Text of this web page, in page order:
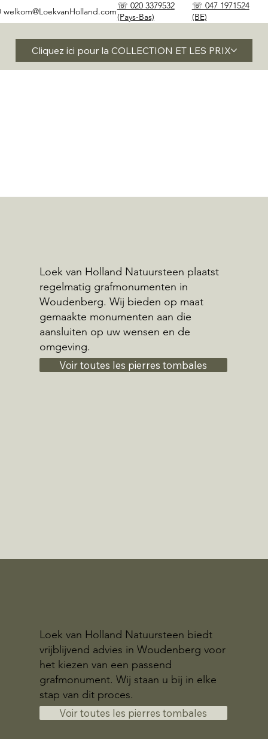
☏ 020 3379532
(Pays-Bas)
☏ 047 1971524
(BE)
welkom@LoekvanHolland.com
Cliquez ici pour la COLLECTION ET LES PRIX
Loek van Holland Natuursteen plaatst
regelmatig grafmonumenten in
Woudenberg. Wij bieden op maat
gemaakte monumenten aan die
aansluiten op uw wensen en de
omgeving.
Voir toutes les pierres tombales
Loek van Holland Natuursteen biedt
vrijblijvend advies in Woudenberg voor
het kiezen van een passend
grafmonument. Wij staan u bij in elke
stap van dit proces.
Voir toutes les pierres tombales